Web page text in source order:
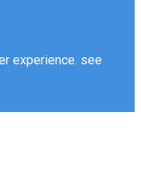
experience. see